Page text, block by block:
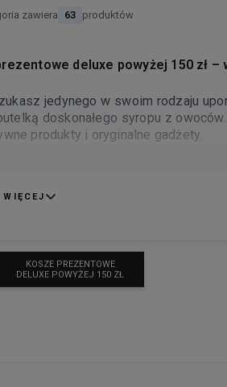
zawiera 63 produktów
deluxe powyżej 150 zł
jedynego w swoim rodzaju
doskonałego syropu z
produkty i oryginalne gadżety.
KOSZE PREZENTOWE
DELUXE POWYŻEJ 150 ZŁ